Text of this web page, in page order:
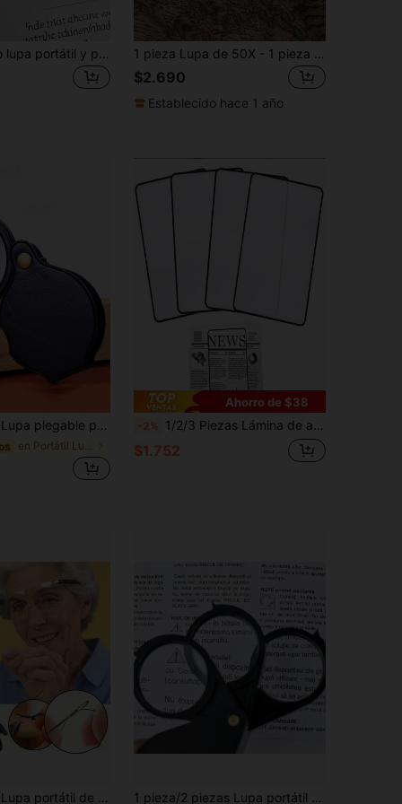
1 pieza Nuevo lupa portátil y plegable con llavero, lupa de vidrio de alta definición 30X, versión de llavero de mini lupa, adecuada para leer y ver texto pequeño, mejor regalo para padres, ancianos y maestros 1 pieza Lupa de 50X - 1 pieza de lupa de mano de metal con mango ergonómico, portátil y sin electricidad, adecuada para leer libros, periódicos, lupa de ciencia al aire libre
$2.690
Establecido hace 1 año
de alta calidad, Durable, Adecuado para personas mayores, estudiantes, lectura, trabajo preciso, Incluye estuche protector, Ideal para reparación, observación y monedas
en Portátil Lupas
Ahorro de $38
-2% 1/2/3 Piezas Lámina de aumento de página 3X Lente Fresnel óptica de plástico ligera Marcador de libros aumento plano para personas mayores y personas con baja visión para leer impresiones, mapas y libros pequeños
$1.752
para lectura, manualidades, costura y bricolaje - Opción ideal para sastres, aficionados - Lupa de alto poder de bolsillo (sin necesidad de energía) 1 pieza/2 piezas Lupa portátil de mano 15X, lente óptica de 30 mm, 3 lentes con apertura triple de alta definición y alta magnificación plegable, mini lupa de alta magnificación para leer caracteres pequeños, herramienta de lectura, vidrio óptico + ABS